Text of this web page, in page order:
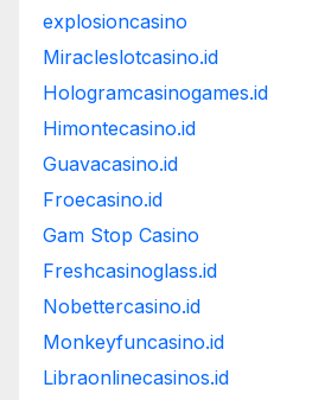
explosioncasino
Miracleslotcasino.id
Hologramcasinogames.id
Himontecasino.id
Guavacasino.id
Froecasino.id
Gam Stop Casino
Freshcasinoglass.id
Nobettercasino.id
Monkeyfuncasino.id
Libraonlinecasinos.id